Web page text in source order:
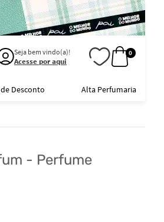
Seja bem vindo(a)!
Acesse por aqui
0
Desconto Alta Perfumaria
- Perfume